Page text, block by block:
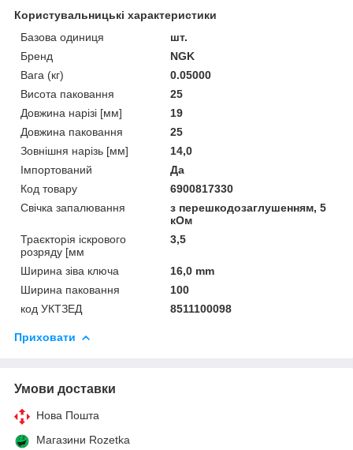
Користувальницькі характеристики
Базова одиниця
шт.
Бренд
NGK
Вага (кг)
0.05000
Висота паковання
25
Довжина нарізі [мм]
19
Довжина паковання
25
Зовнішня нарізь [мм]
14,0
Імпортований
Да
Код товару
6900817330
Свічка запалювання
з перешкодозаглушенням, 5
кОм
Траєкторія іскрового
розряду [мм
3,5
Ширина зіва ключа
16,0 mm
Ширина паковання
100
код УКТЗЕД
8511100098
Приховати
Умови доставки
Нова Пошта
Магазини Rozetka